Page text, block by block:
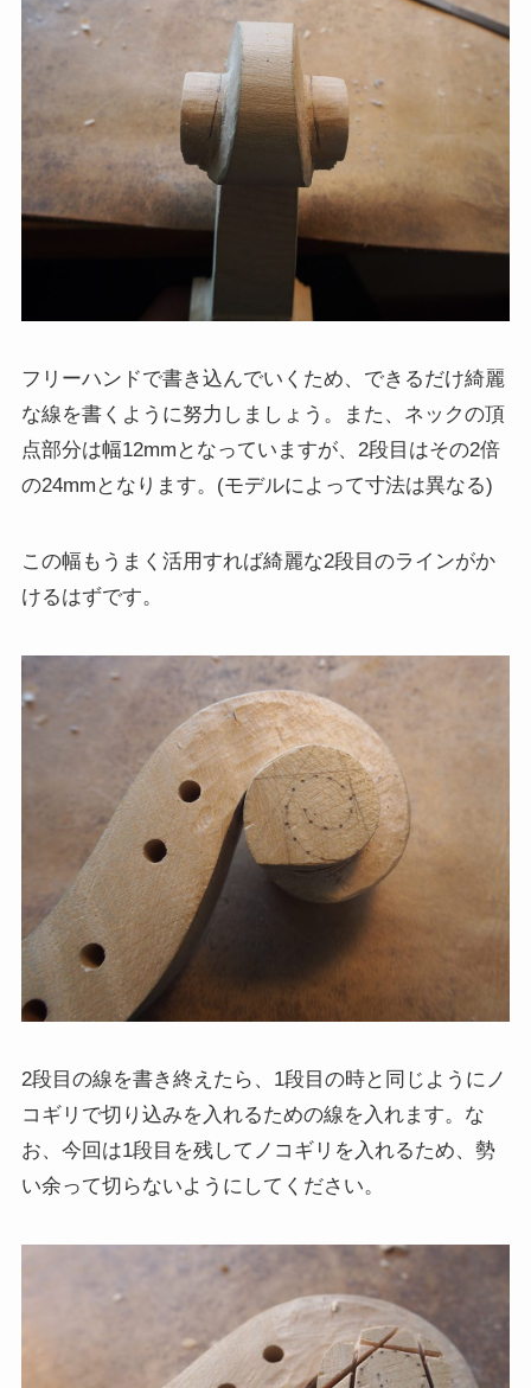
フリーハンドで書き込んでいくため、できるだけ綺麗
な線を書くように努力しましょう。また、ネックの頂
点部分は幅12mmとなっていますが、2段目はその2倍
の24mmとなります。(モデルによって寸法は異なる)
この幅もうまく活用すれば綺麗な2段目のラインがか
けるはずです。
2段目の線を書き終えたら、1段目の時と同じようにノ
コギリで切り込みを入れるための線を入れます。な
お、今回は1段目を残してノコギリを入れるため、勢
い余って切らないようにしてください。